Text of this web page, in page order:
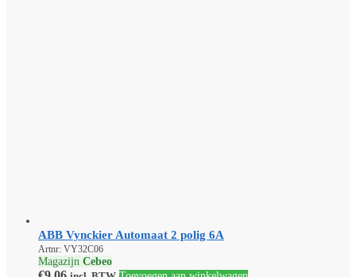
ABB Vynckier Automaat 2 polig 6A
Artnr: VY32C06
Magazijn Cebeo